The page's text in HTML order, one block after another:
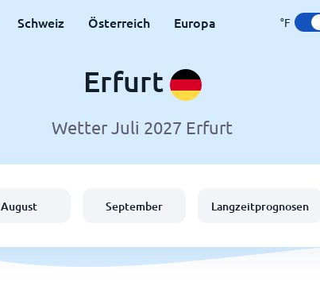
Schweiz Österreich Europa °F
Erfurt
Wetter Juli 2027 Erfurt
August September Langzeitprognosen